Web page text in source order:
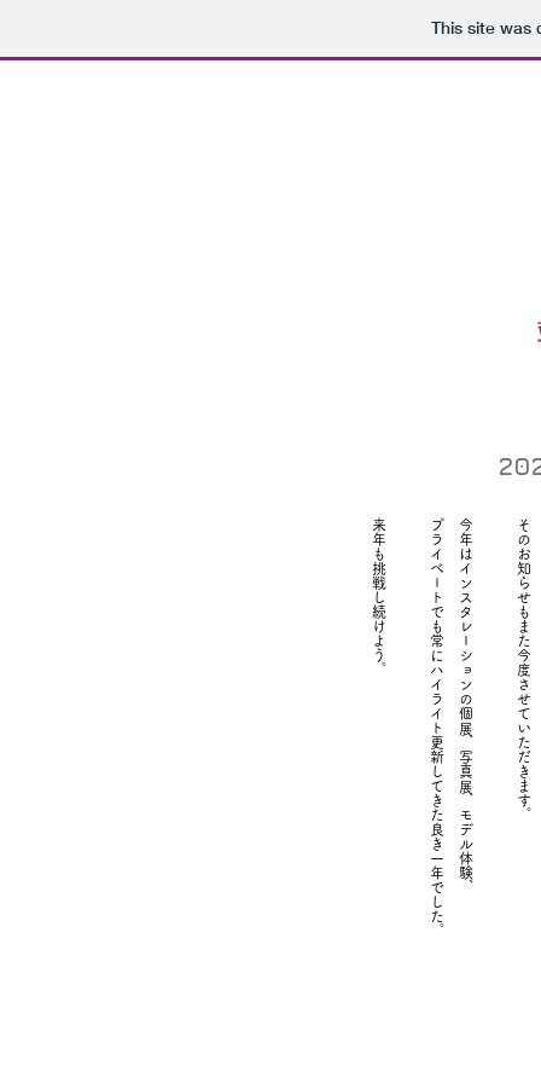
This site
そのお知らせもまた今度させていただきます。
今年はインスタレーションの個展、写真展、モデル体験、
プライベートでも常にハイライト更新してきた良き一年でした。
​来年も挑戦し続けよう。